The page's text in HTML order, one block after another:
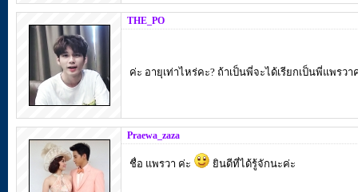
THE_PO
ค่ะ อายุเท่าไหร่คะ? ถ้าเป็นพี่จะได้เรียกเป็นพี่แพรว
Praewa_zaza
ชื่อ แพรวา ค่ะ ยินดีที่ได้รู้จักนะค่ะ